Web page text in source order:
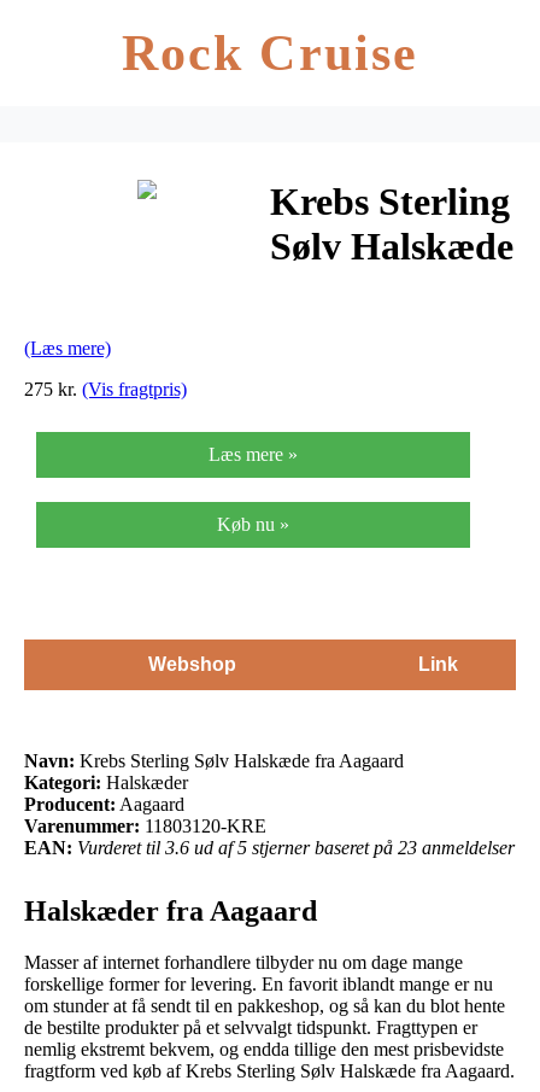
Rock Cruise
Krebs Sterling
Sølv Halskæde
(Læs mere)
275 kr. (Vis fragtpris)
Læs mere »
Køb nu »
Webshop Link
Navn: Krebs Sterling Sølv Halskæde fra Aagaard
Kategori: Halskæder
Producent: Aagaard
Varenummer: 11803120-KRE
EAN: Vurderet til 3.6 ud af 5 stjerner baseret på 23 anmeldelser
Halskæder fra Aagaard
Masser af internet forhandlere tilbyder nu om dage mange
forskellige former for levering. En favorit iblandt mange er nu
om stunder at få sendt til en pakkeshop, og så kan du blot hente
de bestilte produkter på et selvvalgt tidspunkt. Fragttypen er
nemlig ekstremt bekvem, og endda tillige den mest prisbevidste
fragtform ved køb af Krebs Sterling Sølv Halskæde fra Aagaard.